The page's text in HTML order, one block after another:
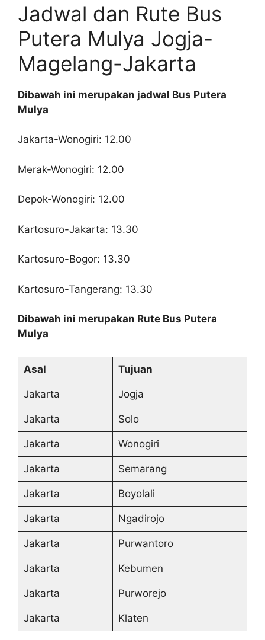
Jadwal dan Rute Bus
Putera Mulya Jogja-
Magelang-Jakarta
Dibawah ini merupakan jadwal Bus Putera
Mulya
Jakarta-Wonogiri: 12.00
Merak-Wonogiri: 12.00
Depok-Wonogiri: 12.00
Kartosuro-Jakarta: 13.30
Kartosuro-Bogor: 13.30
Kartosuro-Tangerang: 13.30
Dibawah ini merupakan Rute Bus Putera
Mulya
Asal Tujuan
Jakarta Jogja
Jakarta Solo
Jakarta Wonogiri
Jakarta Semarang
Jakarta Boyolali
Jakarta Ngadirojo
Jakarta Purwantoro
Jakarta Kebumen
Jakarta Purworejo
Jakarta Klaten